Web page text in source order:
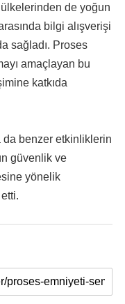
ülkelerinden de yoğun
bilgi alışverişi
sağladı. Proses
amaçlayan bu
katkıda
da benzer etkinliklerin
güvenlik ve
yönelik